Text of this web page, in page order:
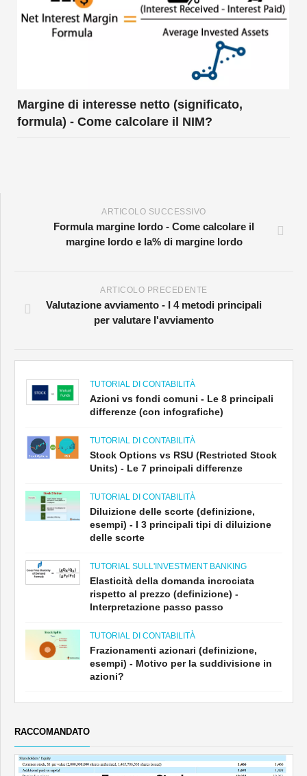
Margine di interesse netto (significato,
formula) - Come calcolare il NIM?
ARTICOLO SUCCESSIVO
Formula margine lordo - Come calcolare il
margine lordo e la% di margine lordo
ARTICOLO PRECEDENTE
Valutazione avviamento - I 4 metodi principali
per valutare l'avviamento
TUTORIAL DI CONTABILITÀ
Azioni vs fondi comuni - Le 8 principali
differenze (con infografiche)
TUTORIAL DI CONTABILITÀ
Stock Options vs RSU (Restricted Stock
Units) - Le 7 principali differenze
TUTORIAL DI CONTABILITÀ
Diluizione delle scorte (definizione,
esempi) - I 3 principali tipi di diluizione
delle scorte
TUTORIAL SULL'INVESTMENT BANKING
Elasticità della domanda incrociata
rispetto al prezzo (definizione) -
Interpretazione passo passo
TUTORIAL DI CONTABILITÀ
Frazionamenti azionari (definizione,
esempi) - Motivo per la suddivisione in
azioni?
RACCOMANDATO